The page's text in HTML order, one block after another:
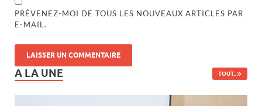
PRÉVENEZ-MOI DE TOUS LES NOUVEAUX ARTICLES PAR
E-MAIL.
A LA UNE TOUT..